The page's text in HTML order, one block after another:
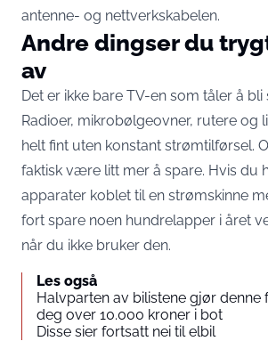
antenne- og nettverkskabelen.
Andre dingser du
av
Det er ikke bare TV-en som tåler å bli
Radioer, mikrobølgeovner, rutere og
helt fint uten konstant strømtilførsel.
faktisk være litt mer å spare. Hvis du
apparater koblet til en strømskinne
fort spare noen hundrelapper i året
når du ikke bruker den.
Les også
Halvparten av bilistene gjør denne
deg over 10.000 kroner i bot
Disse sier fortsatt nei til elbil